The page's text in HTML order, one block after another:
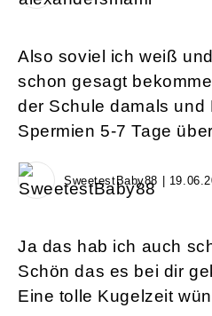
Also soviel ich weiß
schon gesagt
der Schule damals und
Spermien 5-7 Tage
SweetestBaby88 |
Ja das hab ich auch
Schön das es bei dir
Eine tolle Kugelzeit